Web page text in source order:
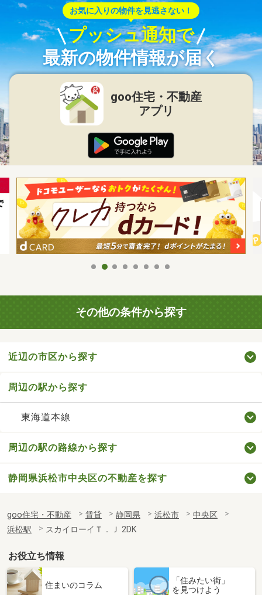
お気に入りの物件を見逃さない！
プッシュ通知で
最新の物件情報が届く
goo住宅・不動産
アプリ
その他の条件から探す
近辺の市区から探す
周辺の駅から探す
東海道本線
周辺の駅の路線から探す
静岡県浜松市中央区の不動産を探す
goo住宅・不動産 賃貸 静岡県 浜松市
中央区
浜松駅
スカイローイＴ．Ｊ 2DK
お役立ち情報
住まいのコラム
「住みたい街」
を見つけよう